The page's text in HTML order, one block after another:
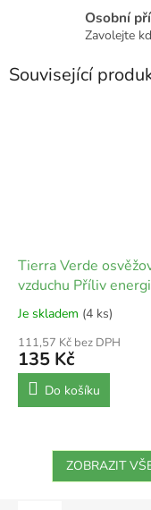
Osobní
Zavolejte
Související
Tierra Verde
vzduchu Příliv
Je skladem (4 ks)
111,57 Kč bez DPH
135 Kč
Do košíku
ZOBRAZIT